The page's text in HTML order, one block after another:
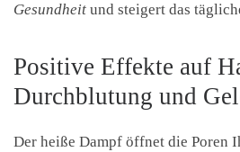
Gesundheit und steigert das
Positive Effekte auf
Durchblutung und
Der heiße Dampf öffnet die Poren